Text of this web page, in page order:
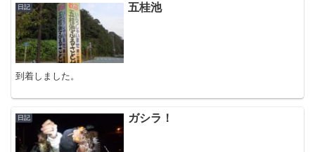
日記 五桂池
到着しました。
日記 ガシラ！